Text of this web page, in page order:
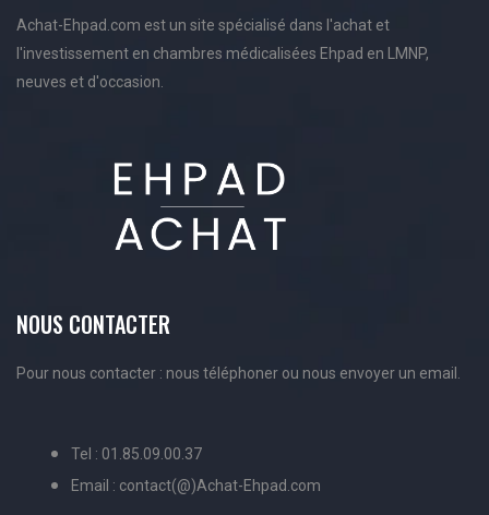
Achat-Ehpad.com est un site spécialisé dans l'achat et
l'investissement en chambres médicalisées Ehpad en LMNP,
neuves et d'occasion.
NOUS CONTACTER
Pour nous contacter : nous téléphoner ou nous envoyer un email.
Tel : 01.85.09.00.37
Email : contact(@)Achat-Ehpad.com